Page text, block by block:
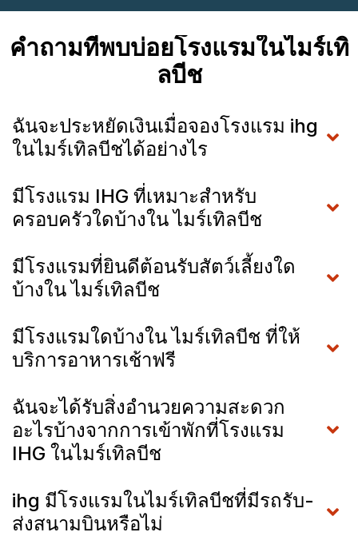
คำถามที่พบบ่อยโรงแรมในไมร์เทิ
ลบีช
ฉันจะประหยัดเงินเมื่อจองโรงแรม ihg
ในไมร์เทิลบีชได้อย่างไร
มีโรงแรม IHG ที่เหมาะสำหรับ
ครอบครัวใดบ้างใน ไมร์เทิลบีช
มีโรงแรมที่ยินดีต้อนรับสัตว์เลี้ยงใด
บ้างใน ไมร์เทิลบีช
มีโรงแรมใดบ้างใน ไมร์เทิลบีช ที่ให้
บริการอาหารเช้าฟรี
ฉันจะได้รับสิ่งอำนวยความสะดวก
อะไรบ้างจากการเข้าพักที่โรงแรม
IHG ในไมร์เทิลบีช
ihg มีโรงแรมในไมร์เทิลบีชที่มีรถรับ-
ส่งสนามบินหรือไม่